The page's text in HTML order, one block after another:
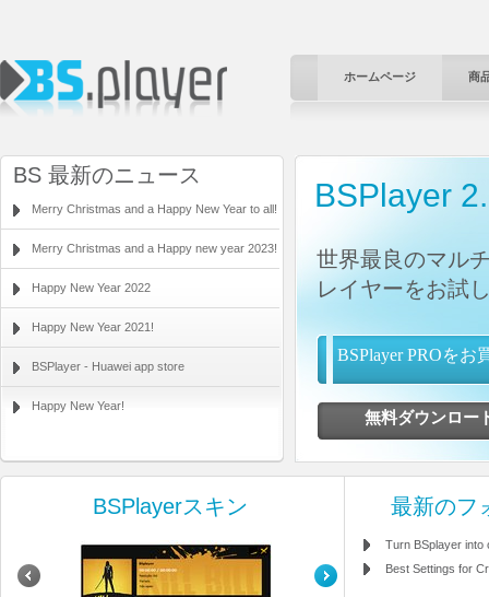
ホームページ 商
BS 最新のニュース
Merry Christmas and a Happy New Year to all!
Merry Christmas and a Happy new year 2023!
Happy New Year 2022
Happy New Year 2021!
BSPlayer - Huawei app store
Happy New Year!
BSPlayer
世界最良のマル
レイヤーをお試
BSPlayer PROをお
無料ダウンロ
BSPlayerスキン 最新のフ
Turn BSplayer into
Best Settings for